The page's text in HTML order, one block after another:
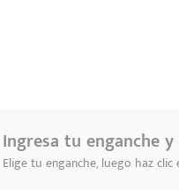
Ingresa tu enganche
Elige tu enganche, luego haz